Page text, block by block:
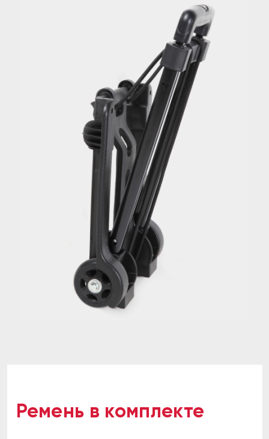
Ремень в комплекте